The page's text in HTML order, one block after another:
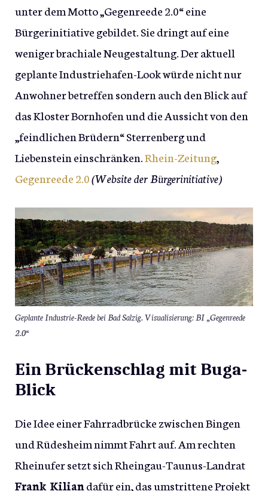
unter dem Motto „Gegenreede 2.0“ eine
Bürgerinitiative gebildet. Sie dringt auf eine
weniger brachiale Neugestaltung. Der aktuell
geplante Industriehafen-Look würde nicht nur
Anwohner betreffen sondern auch den Blick auf
das Kloster Bornhofen und die Aussicht von den
„feindlichen Brüdern“ Sterrenberg und
Liebenstein einschränken.Rhein-Zeitung,
Gegenreede 2.0(Website der Bürgerinitiative)
Geplante Industrie-Reede bei Bad Salzig. Visualisierung: BI „Gegenreede
2.0“
Ein Brückenschlag mit Buga-
Blick
Die Idee einer Fahrradbrücke zwischen Bingen
und Rüdesheim nimmt Fahrt auf. Am rechten
Rheinufer setzt sich Rheingau-Taunus-Landrat
Frank Kiliandafür ein, das umstrittene Projekt